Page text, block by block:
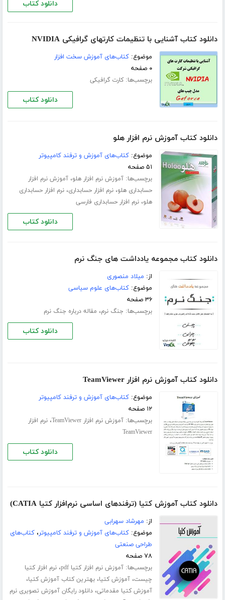
دانلود کتاب
دانلود کتاب آشنایی با تنظیمات کارتهای گرافیکی NVIDIA
موضوع:کتاب‌های آموزش سخت افزار
۰ صفحه
برچسب‌ها:کارت گرافیکی
دانلود کتاب
دانلود کتاب آموزش نرم افزار هلو
موضوع:کتاب‌های آموزش و ترفند کامپیوتر
۵۱ صفحه
برچسب‌ها:آموزش نرم افزار هلو،آموزش نرم افزار
حسابداری هلو،نرم افزار حسابداری،نرم افزار حسابداری
هلو،نرم افزار حسابداری فارسی
دانلود کتاب
دانلود کتاب مجموعه یادداشت های جنگ نرم
از: میلاد منصوری
موضوع:کتاب‌های علوم سیاسی
۳۶ صفحه
برچسب‌ها: جنگ نرم، مقاله درباره جنگ نرم
دانلود کتاب
دانلود کتاب آموزش نرم افزار TeamViewer
موضوع:کتاب‌های آموزش و ترفند کامپیوتر
۱۲ صفحه
برچسب‌ها:آموزش نرم افزار TeamViewer ،نرم افزار
TeamViewer
دانلود کتاب
دانلود کتاب آموزش کتیا (ترفندهای اساسی نرم‌افزار کتیا CATIA)
از: مهرشاد سهرابی
موضوع:کتاب‌های آموزش و ترفند کامپیوتر،کتاب‌های
طراحی صنعتی
۷۸ صفحه
برچسب‌ها:آموزش نرم افزار کتیا pdf ،نرم افزار کتیا
چیست،آموزش کتیا،بهترین کتاب آموزش کتیا،
آموزش کتیا مقدماتی،دانلود رایگان آموزش تصویری نرم